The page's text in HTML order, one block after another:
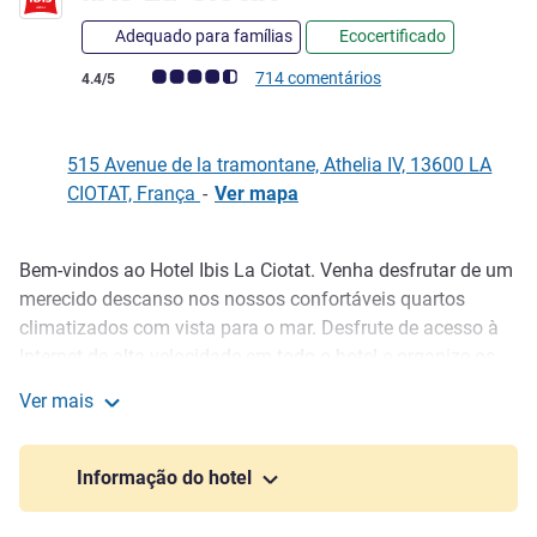
Adequado para famílias Ecocertificado
Nota clientes Avis (Classificação ALL)
4.4/5 714 comentários
515 Avenue de la tramontane, Athelia IV, 13600 LA
CIOTAT, França - Ver mapa
Descrição
Bem-vindos ao Hotel Ibis La Ciotat. Venha desfrutar de um
merecido descanso nos nossos confortáveis quartos
climatizados com vista para o mar. Desfrute de acesso à
reuniões totalmente equipadas. Que melhor maneira de
relaxar depois de um dia intenso de trabalho ou de visitas
do que passar tempo, no nosso bar, restaurante ou piscina
Ver mais
Informação do hotel